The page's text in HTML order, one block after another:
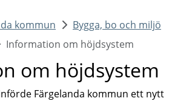
kommun
Bygga, bo och miljö
Information om höjdsystem
om höjdsystem
Färgelanda kommun ett nytt